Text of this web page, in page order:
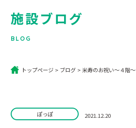
施設ブログ
BLOG
トップページ > ブログ >米寿のお祝い～４階～
ぽっぽ 2021.12.20